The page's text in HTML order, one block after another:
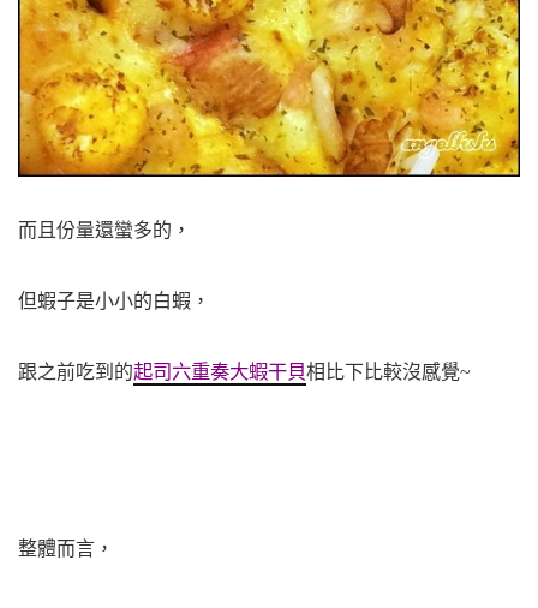
而且份量還蠻多的，
但蝦子是小小的白蝦，
跟之前吃到的起司六重奏大蝦干貝相比下比較沒感覺~
整體而言，